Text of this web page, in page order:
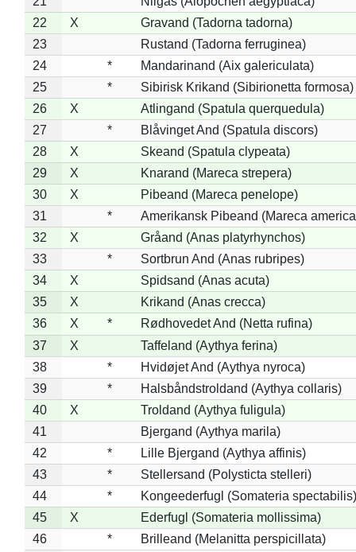
22
X
Gravand (Tadorna tadorna)
23
Rustand (Tadorna ferruginea)
24
*
Mandarinand (Aix galericulata)
25
*
Sibirisk Krikand (Sibirionetta formosa)
26
X
Atlingand (Spatula querquedula)
27
*
Blåvinget And (Spatula discors)
28
X
Skeand (Spatula clypeata)
29
X
Knarand (Mareca strepera)
30
X
Pibeand (Mareca penelope)
31
*
Amerikansk Pibeand (Mareca
32
X
Gråand (Anas platyrhynchos)
33
*
Sortbrun And (Anas rubripes)
34
X
Spidsand (Anas acuta)
35
X
Krikand (Anas crecca)
36
X *
Rødhovedet And (Netta rufina)
37
X
Taffeland (Aythya ferina)
38
*
Hvidøjet And (Aythya nyroca)
39
*
Halsbåndstroldand (Aythya collaris)
40
X
Troldand (Aythya fuligula)
41
Bjergand (Aythya marila)
42
*
Lille Bjergand (Aythya affinis)
43
*
Stellersand (Polysticta stelleri)
44
*
Kongeederfugl (Somateria spectabilis)
45
X
Ederfugl (Somateria mollissima)
46
*
Brilleand (Melanitta perspicillata)